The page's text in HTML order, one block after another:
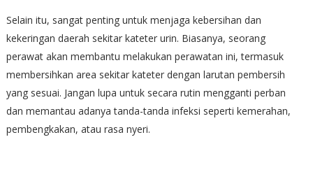
Selain itu, sangat penting untuk menjaga kebersihan dan
kekeringan daerah sekitar kateter urin. Biasanya, seorang
perawat akan membantu melakukan perawatan ini, termasuk
membersihkan area sekitar kateter dengan larutan pembersih
yang sesuai. Jangan lupa untuk secara rutin mengganti perban
dan memantau adanya tanda-tanda infeksi seperti kemerahan,
pembengkakan, atau rasa nyeri.